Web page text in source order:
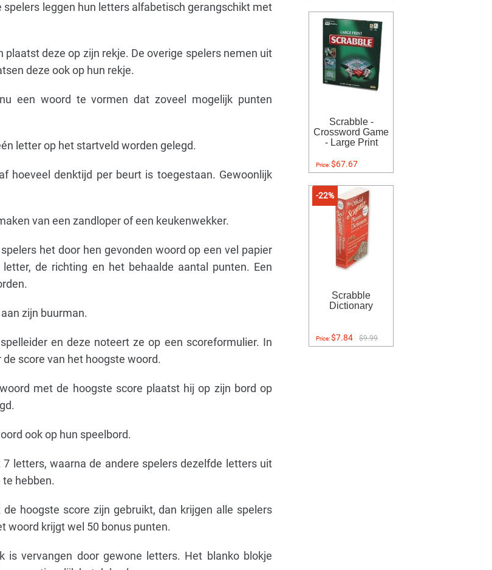
spelers leggen hun letters alfabetisch gerangschikt met
deze op zijn rekje. De overige spelers nemen uit
deze ook op hun rekje.
een woord te vormen dat zoveel mogelijk punten
letter op het startveld worden gelegd.
hoeveel denktijd per beurt is toegestaan. Gewoonlijk
van een zandloper of een keukenwekker.
het door hen gevonden woord op een vel papier
de richting en het behaalde aantal punten. Een
zijn buurman.
en deze noteert ze op een scoreformulier. In
score van het hoogste woord.
met de hoogste score plaatst hij op zijn bord op
ook op hun speelbord.
letters, waarna de andere spelers dezelfde letters uit
hebben.
hoogste score zijn gebruikt, dan krijgen alle spelers
woord krijgt wel 50 bonus punten.
is vervangen door gewone letters. Het blanko blokje
Scrabble -
Crossword Game
- Large Print
Price:$67.67
-22%
Scrabble
Dictionary
Price:$7.84 $9.99